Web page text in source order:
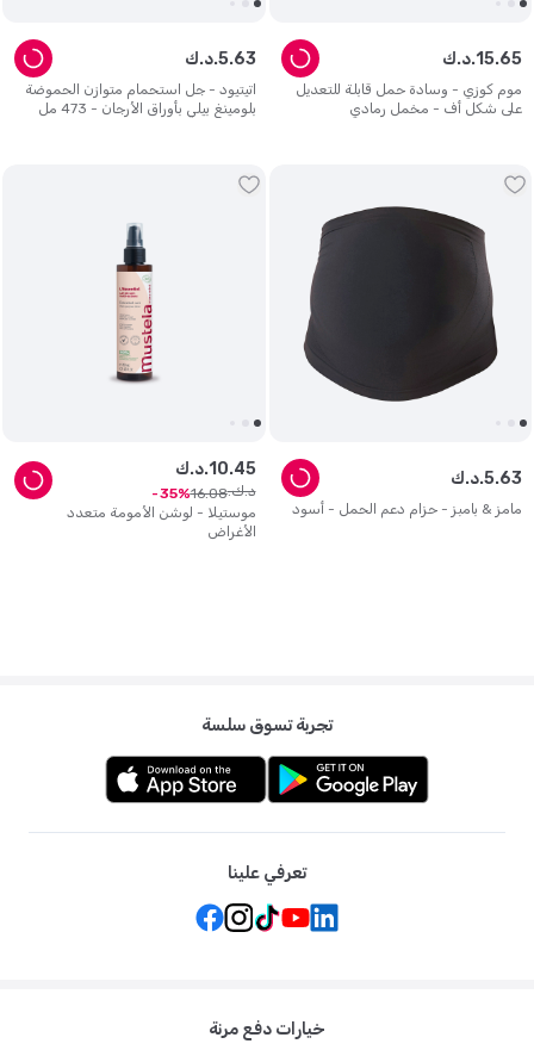
موم كوزي - وسادة حمل قابلة للتعديل
على شكل أف - مخمل رمادي
د.ك.15.65
اتيتيود - جل استحمام متوازن الحموضة
بلومينغ بيلي بأوراق الأرجان - 473 مل
د.ك.5.63
مامز & بامبز - حزام دعم الحمل - أسود
د.ك.5.63
موستيلا - لوشن الأمومة متعدد
الأغراض
د.ك.10.45
د.ك. 16.08
35
تجربة تسوق سلسة
تعرفي علينا
خيارات دفع مرنة